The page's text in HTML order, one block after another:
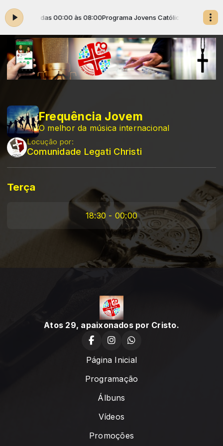
das 00:00 às 08:00Programa Jovens Católicos
Frequência Jovem
O melhor da música internacional
Locução por:
Comunidade Legati Christi
Terça
18:30 - 00:00
Atos 29, apaixonados por Cristo.
Página Inicial
Programação
Álbuns
Vídeos
Promoções